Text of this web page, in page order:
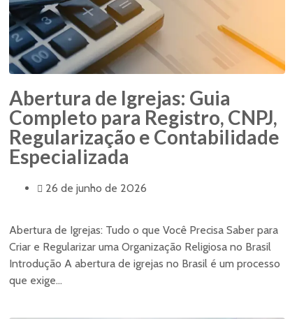
Abertura de Igrejas: Guia
Completo para Registro, CNPJ,
Regularização e Contabilidade
Especializada
26 de junho de 2026
Abertura de Igrejas: Tudo o que Você Precisa Saber para
Criar e Regularizar uma Organização Religiosa no Brasil
Introdução A abertura de igrejas no Brasil é um processo
que exige...